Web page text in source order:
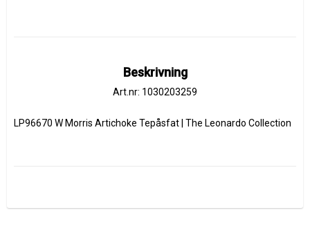
Beskrivning
Art.nr: 1030203259
LP96670 W Morris Artichoke Tepåsfat | The Leonardo Collection